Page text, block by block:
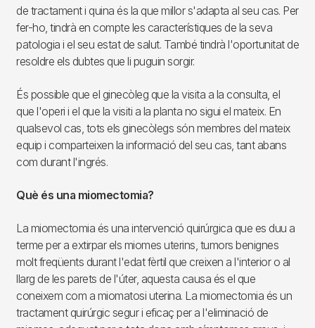
de tractament i quina és la que millor s'adapta al seu cas. Per
fer-ho, tindrà en compte les característiques de la seva
patologia i el seu estat de salut. També tindrà l'oportunitat de
resoldre els dubtes que li puguin sorgir.
És possible que el ginecòleg que la visita a la consulta, el
que l'operi i el que la visiti a la planta no sigui el mateix. En
qualsevol cas, tots els ginecòlegs són membres del mateix
equip i comparteixen la informació del seu cas, tant abans
com durant l'ingrés.
Què és una miomectomia?
La miomectomia és una intervenció quirúrgica que es duu a
terme per a extirpar els miomes uterins, tumors benignes
molt freqüents durant l'edat fèrtil que creixen a l'interior o al
llarg de les parets de l'úter, aquesta causa és el que
coneixem com a miomatosi uterina. La miomectomia és un
tractament quirúrgic segur i eficaç per a l'eliminació de